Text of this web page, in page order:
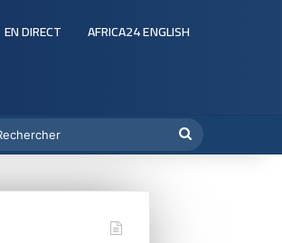
EN DIRECT AFRICA24 ENGLISH